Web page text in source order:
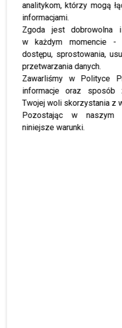
analitykom, którzy mogą
informacjami.
Zgoda jest dobrowolna
w każdym momencie -
dostępu, sprostowania,
przetwarzania danych.
Zawarliśmy w Polityce
informacje oraz sposób
Twojej woli skorzystania z
Pozostając w naszym
niniejsze warunki.
scena z: Marina Łuczenko-
Mieszko/AKPA